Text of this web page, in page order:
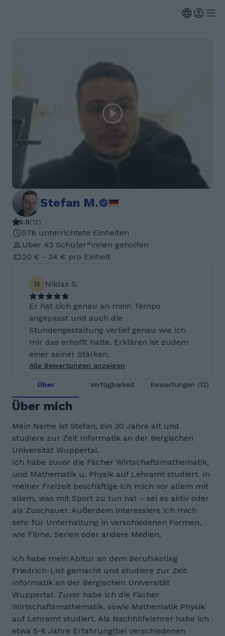
Stefan M.
5.0(12)
576 unterrichtete Einheiten
Uber 43 Schüler*innen geholfen
20 € - 34 € pro Einheit
N Niklas S.
Er hat sich genau an mein Tempo
angepasst und auch die
Stundengestaltung verlief genau wie ich
mir das erhofft hatte. Erklären ist zudem
einer seiner Stärken.
Alle Bewertungen anzeigen
Über Verfügbarkeit Bewertungen (12)
Über mich
Mein Name ist Stefan, bin 30 Jahre alt und
studiere zur Zeit Informatik an der Bergischen
Universität Wuppertal.
Ich habe zuvor die Fächer Wirtschaftsmathematik,
und Mathematik u. Physik auf Lehramt studiert. In
meiner Freizeit beschäftige ich mich vor allem mit
allem, was mit Sport zu tun hat – sei es aktiv oder
als Zuschauer. Außerdem interessiere ich mich
sehr für Unterhaltung in verschiedenen Formen,
wie Filme, Serien oder andere Medien.
Ich habe mein Abitur an dem Berufskolleg
Friedrich-List gemacht und studiere zur Zeit
Informatik an der Bergischen Universität
Wuppertal. Zuvor habe ich die Fächer
Wirtschaftsmathematik, sowie Mathematik Physik
auf Lehramt studiert. Als Nachhilfelehrer habe ich
etwa 5-6 Jahre Erfahrung(bei verschiedenen